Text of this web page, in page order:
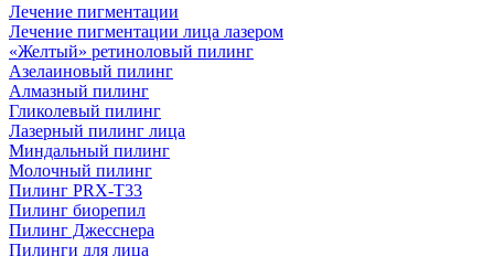
Лечение пигментации
Лечение пигментации лица лазером
«Желтый» ретиноловый пилинг
Азелаиновый пилинг
Алмазный пилинг
Гликолевый пилинг
Лазерный пилинг лица
Миндальный пилинг
Молочный пилинг
Пилинг PRX-T33
Пилинг биорепил
Пилинг Джесснера
Пилинги для лица